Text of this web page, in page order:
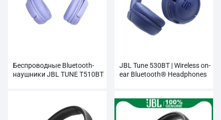
Беспроводные Bluetooth-
наушники JBL TUNE T510BT
JBL Tune 530BT | Wireless on-
ear Bluetooth® Headphones